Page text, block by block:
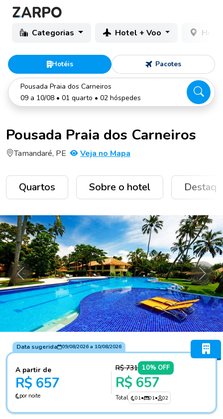
Categorias Hotel + Voo
Hotéis Pacotes
Pousada Praia dos Carneiros
09 a 10/08 • 01 quarto • 02 hóspedes
Pousada Praia dos Carneiros
Tamandaré, PE Veja no Mapa
Quartos Sobre o hotel
Anterior
Data sugerida 09/08/2026a 10/08/2026
A partir de
R$ 657
por noite
R$ 731 10% OFF
R$ 657
Total 01• 01• 02